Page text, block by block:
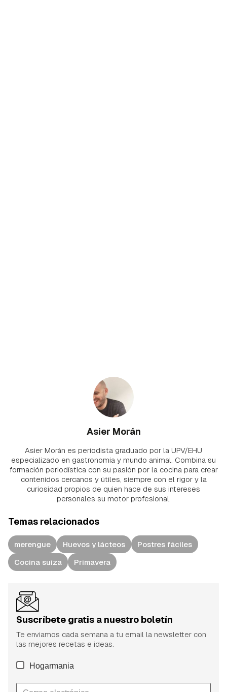
Asier Morán
Asier Morán es periodista graduado por la UPV/EHU
especializado en gastronomía y mundo animal. Combina su
formación periodística con su pasión por la cocina para crear
contenidos cercanos y útiles, siempre con el rigor y la
curiosidad propios de quien hace de sus intereses
personales su motor profesional.
Temas relacionados
merengue Huevos y lácteos
Postres fáciles
Cocina suiza
Primavera
Suscríbete gratis a nuestro boletín
Te enviamos cada semana a tu email la newsletter con
las mejores recetas e ideas.
Hogarmania